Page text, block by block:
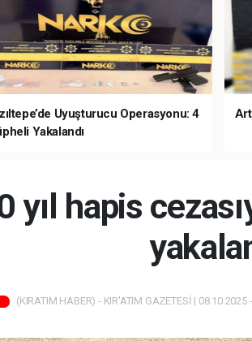
Uyuşturucu Operasyonu: 4
Yakalandı
yıl hapis
(KIRATIM HABER) - KIR'ATIM GAZETESİ |